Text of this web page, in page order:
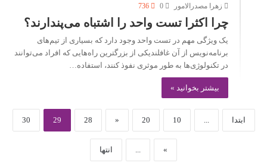
زهرا مصدرالامور 0
736
چرا اکثرا تست واحد را اشتباه می‌پندارند؟
یک ویژگی مهم در تست واحد وجود دارد که بسیاری از تیم‌های
برنامه‌نویس از آن غافلندیکی از بزرگترین راه‌هایی که افراد می‌توانند
در تکنولوژی‌ها به طور موثری نفوذ کنند، استفاده…
بیشتر بخوانید »
ابتدا ...
10
20
«
28
29
30
»
... انتها